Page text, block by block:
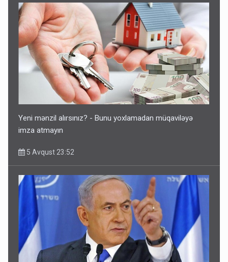
Ərdoğana sui-qəsd planının iştirakçısı detalları açıqladı
5 Avqust 16:56
Rusiya Azərbaycan vətədaşlarını deport etdi
5 Avqust 11:53
Yeni mənzil alırsınız? - Bunu yoxlamadan müqaviləyə
imza atmayın
5 Avqust 23:52